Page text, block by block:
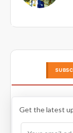
Get the latest